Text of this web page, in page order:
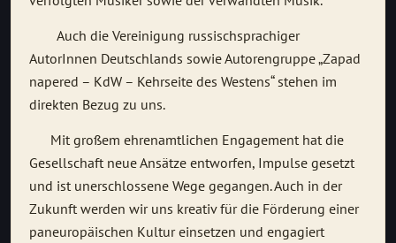
Auch die Vereinigung russischsprachiger
AutorInnen Deutschlands sowie Autorengruppe „Zapad
napered – KdW – Kehrseite des Westens“ stehen im
direkten Bezug zu uns.
Mit großem ehrenamtlichen Engagement hat die
Gesellschaft neue Ansätze entworfen, Impulse gesetzt
und ist unerschlossene Wege gegangen. Auch in der
Zukunft werden wir uns kreativ für die Förderung einer
paneuropäischen Kultur einsetzen und engagiert